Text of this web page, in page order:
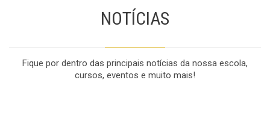
NOTÍCIAS
Fique por dentro das principais notícias da nossa escola,
cursos, eventos e muito mais!